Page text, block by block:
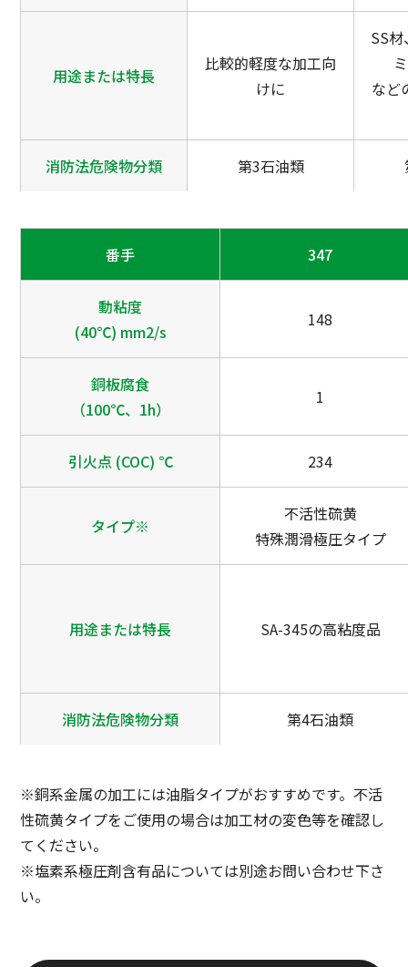
用途または特長
比較的軽度な加工向
けに
SS
など
消防法危険物分類 第3石油類
番手 347
動粘度
(40℃) mm2/s
148
銅板腐食
（100℃、1h）
1
引火点 (COC) ℃ 234
タイプ※
不活性硫黄
特殊潤滑極圧タイプ
用途または特長 SA-345の高粘度品
消防法危険物分類 第4石油類
※銅系金属の加工には油脂タイプがおすすめです。不活
性硫黄タイプをご使用の場合は加工材の変色等を確認し
てください。
※塩素系極圧剤含有品については別途お問い合わせ下さ
い。